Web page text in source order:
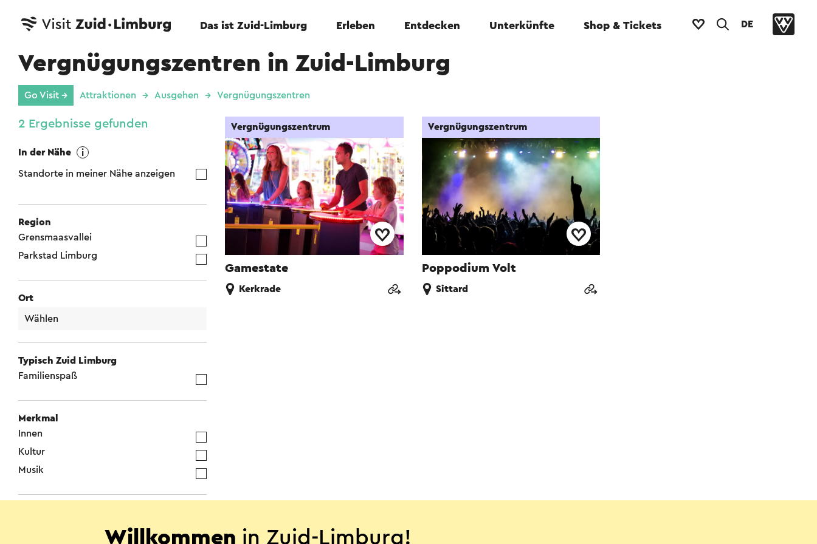
Das ist Zuid-Limburg Erleben Entdecken Unterkünfte Shop & Tickets DE
Vergnügungszentren in Zuid-Limburg
Go Visit → Attraktionen Ausgehen Vergnügungszentren
2 Ergebnisse gefunden
In der Nähe
Standorte in meiner Nähe anzeigen
Region
Grensmaasvallei
Parkstad Limburg
Ort
Typisch Zuid Limburg
Familienspaß
Merkmal
Innen
Kultur
Musik
Gamestate
Vergnügungszentrum
Kerkrade
Poppodium Volt
Vergnügungszentrum
Sittard
Willkommen in Zuid-Limburg!